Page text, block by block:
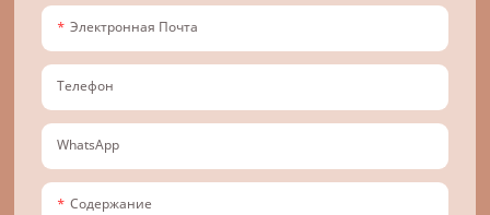
Электронная Почта
Телефон
WhatsApp
Содержание